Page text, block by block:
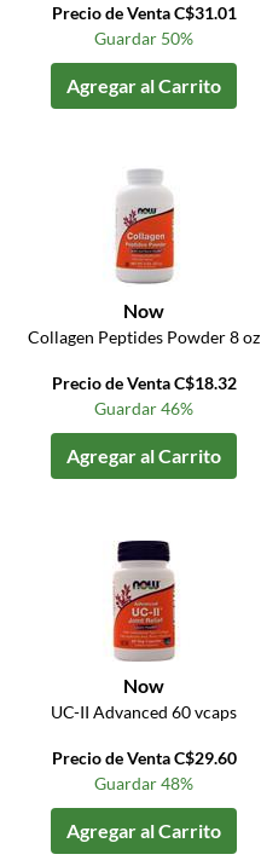
Precio de Venta C$31.01
Guardar 50%
Agregar al Carrito
Now
Collagen Peptides Powder 8 oz
Precio de Venta C$18.32
Guardar 46%
Agregar al Carrito
Now
UC-II Advanced 60 vcaps
Precio de Venta C$29.60
Guardar 48%
Agregar al Carrito